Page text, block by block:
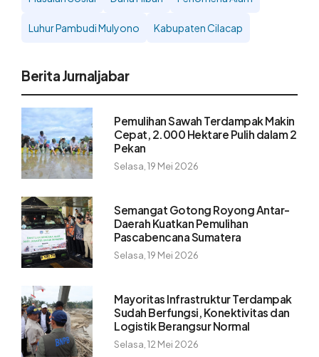
Luhur Pambudi Mulyono Kabupaten Cilacap
Berita Jurnaljabar
Pemulihan Sawah Terdampak Makin
Cepat, 2.000 Hektare Pulih dalam 2
Pekan
Selasa, 19 Mei 2026
Semangat Gotong Royong Antar-
Daerah Kuatkan Pemulihan
Pascabencana Sumatera
Selasa, 19 Mei 2026
Mayoritas Infrastruktur Terdampak
Sudah Berfungsi, Konektivitas dan
Logistik Berangsur Normal
Selasa, 12 Mei 2026